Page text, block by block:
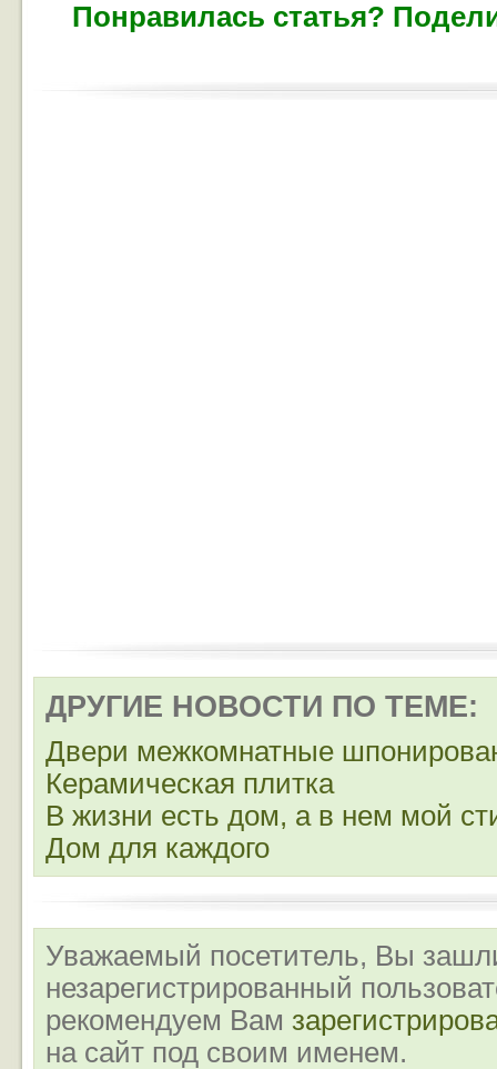
Понравилась статья?
ДРУГИЕ НОВОСТИ ПО ТЕМЕ:
Двери межкомнатные
Керамическая плитка
В жизни есть дом, а в нем мой
Дом для каждого
Уважаемый посетитель, Вы
незарегистрированный
рекомендуем Вам
на сайт под своим именем.